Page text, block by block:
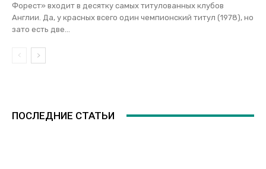
Форест» входит в десятку самых титулованных клубов
Англии. Да, у красных всего один чемпионский титул (1978), но
зато есть две...
ПОСЛЕДНИЕ СТАТЬИ